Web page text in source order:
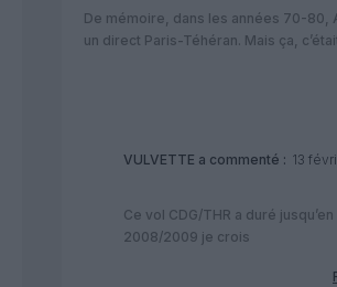
De mémoire, dans les années 70-80,
un direct Paris-Téhéran. Mais ça,
VULVETTE a commenté : 13
Ce vol CDG/THR a duré jusqu’en
2008/2009 je crois